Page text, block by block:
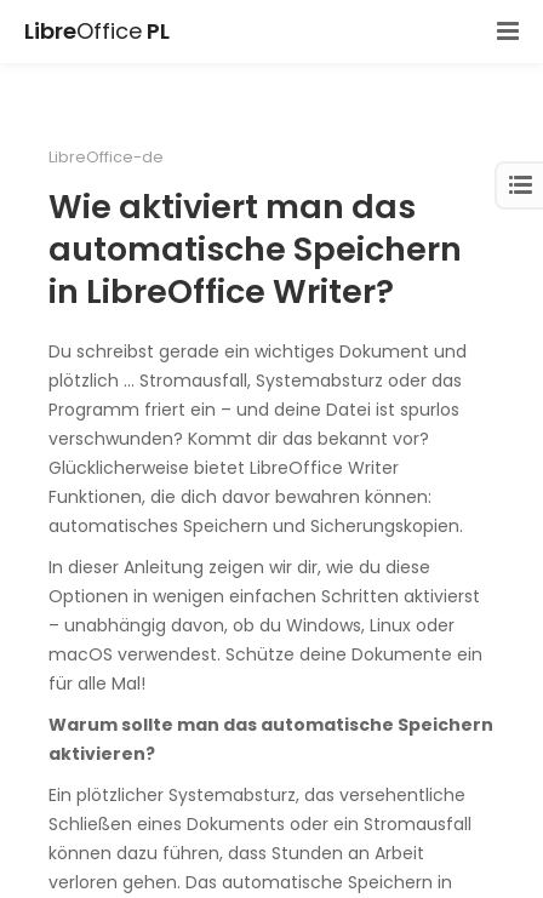
LibreOffice PL
LibreOffice-de
Wie aktiviert man das
automatische Speichern
in LibreOffice Writer?
Du schreibst gerade ein wichtiges Dokument und
plötzlich … Stromausfall, Systemabsturz oder das
Programm friert ein – und deine Datei ist spurlos
verschwunden? Kommt dir das bekannt vor?
Glücklicherweise bietet LibreOffice Writer
Funktionen, die dich davor bewahren können:
automatisches Speichern und Sicherungskopien.
In dieser Anleitung zeigen wir dir, wie du diese
Optionen in wenigen einfachen Schritten aktivierst
– unabhängig davon, ob du Windows, Linux oder
macOS verwendest. Schütze deine Dokumente ein
für alle Mal!
Warum sollte man das automatische Speichern
aktivieren?
Ein plötzlicher Systemabsturz, das versehentliche
Schließen eines Dokuments oder ein Stromausfall
können dazu führen, dass Stunden an Arbeit
verloren gehen. Das automatische Speichern in